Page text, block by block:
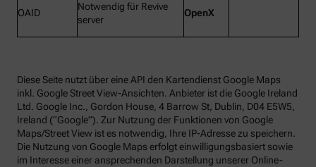
OAID
Notwendig für Revive
server
OpenX
Diese Seite nutzt über eine API den Kartendienst Google Maps
inkl. Google Street View-Ansichten. Anbieter ist die Google Ireland
Ltd. Google Inc., Gordon House, 4 Barrow St, Dublin, D04 E5W5,
Ireland (“Google”). Zur Nutzung der Funktionen von Google
Maps/Street View ist es notwendig, Ihre IP-Adresse zu speichern.
Die Nutzung von Google Maps erfolgt einwilligungsbasiert sowie
im Interesse einer ansprechenden Darstellung unserer Online-